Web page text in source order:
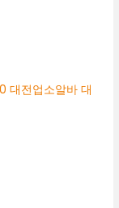
대전업소알바 대